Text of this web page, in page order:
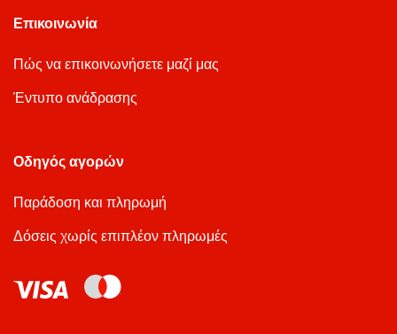
Επικοινωνία
Πώς να επικοινωνήσετε μαζί μας
Έντυπο ανάδρασης
Οδηγός αγορών
Παράδοση και πληρωμή
Δόσεις χωρίς επιπλέον πληρωμές